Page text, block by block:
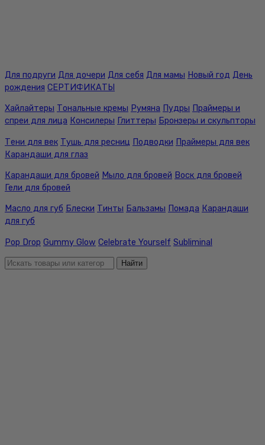
Для подруги Для дочери Для себя Для мамы Новый год День
рождения СЕРТИФИКАТЫ
Хайлайтеры Тональные кремы Румяна Пудры Праймеры и
спреи для лица Консилеры Глиттеры Бронзеры и скульпторы
Тени для век Тушь для ресниц Подводки Праймеры для век
Карандаши для глаз
Карандаши для бровей Мыло для бровей Воск для бровей
Гели для бровей
Масло для губ Блески Тинты Бальзамы Помада Карандаши
для губ
Pop Drop Gummy Glow Celebrate Yourself Subliminal
Найти